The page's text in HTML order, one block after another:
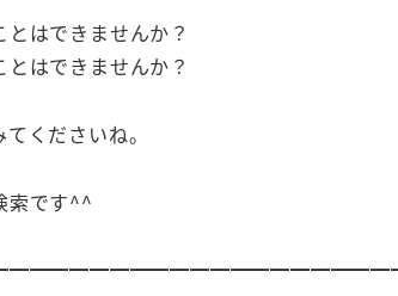
はできませんか？
はできませんか？
くださいね。
索です^^